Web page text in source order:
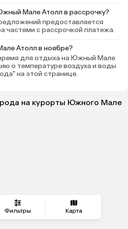
Фильтры Карта
неМале Атолл в рассрочку?
предоставляется
частями с рассрочкой платежа.
Атолл в ноябре?
для отдыха на Южный Мале
о температуре воздуха и воды
на этой странице.
на курорты Южного Мале